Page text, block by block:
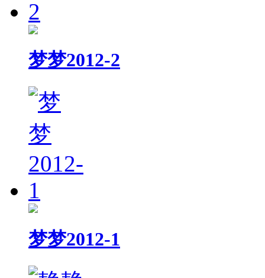
梦梦2012-2
梦梦2012-1